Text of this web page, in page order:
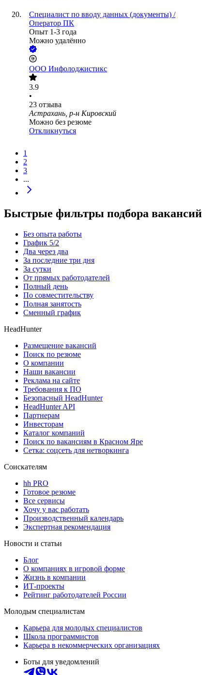
Специалист по вводу данных (документы) /
Оператор ПК
Опыт 1-3 года
Можно удалённо
ООО Инфолоджистикс
3.9
•
23 отзыва
Астрахань, р-н Кировский
Можно без резюме
Откликнуться
1
2
3
...
Быстрые фильтры подбора вакансий
Без опыта работы
График 5/2
Два через два
За последние три дня
За сутки
От прямых работодателей
Полный день
По совместительству
Полная занятость
Сменный график
HeadHunter
Размещение вакансий
Поиск по резюме
О компании
Наши вакансии
Реклама на сайте
Требования к ПО
Безопасный HeadHunter
HeadHunter API
Партнерам
Инвесторам
Каталог компаний
Поиск по вакансиям в Красном Яре
Сетка: соцсеть для нетворкинга
Соискателям
hh PRO
Готовое резюме
Все сервисы
Хочу у вас работать
Производственный календарь
Экспертная рекомендация
Новости и статьи
Блог
О компаниях в игровой форме
Жизнь в компании
ИТ-проекты
Рейтинг работодателей России
Молодым специалистам
Карьера для молодых специалистов
Школа программистов
Карьера в некоммерческих организациях
Боты для уведомлений